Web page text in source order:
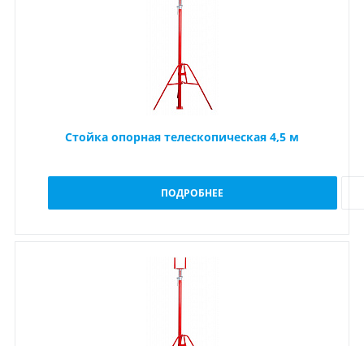
Стойка опорная телескопическая 4,5 м
ПОДРОБНЕЕ